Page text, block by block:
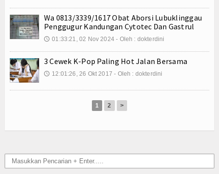
Kuliner
Luar Negeri
Hubungi Kami
Wa 0813/3339/1617 Obat Aborsi Lubuklinggau
Penggugur Kandungan Cytotec Dan Gastrul
🕔 01:33:21, 02 Nov 2024 - Oleh : dokterdini
3 Cewek K-Pop Paling Hot Jalan Bersama
🕔 12:01:26, 26 Okt 2017 - Oleh : dokterdini
1 2 >